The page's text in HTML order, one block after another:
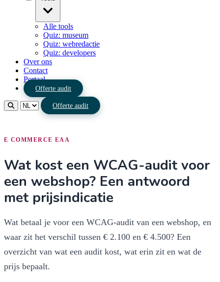
Alle tools
Quiz: museum
Quiz: webredactie
Quiz: developers
Over ons
Contact
Portaal
Offerte audit
Offerte audit
E COMMERCE EAA
Wat kost een WCAG-audit voor
een webshop? Een antwoord
met prijsindicatie
Wat betaal je voor een WCAG-audit van een webshop, en
waar zit het verschil tussen € 2.100 en € 4.500? Een
overzicht van wat een audit kost, wat erin zit en wat de
prijs bepaalt.